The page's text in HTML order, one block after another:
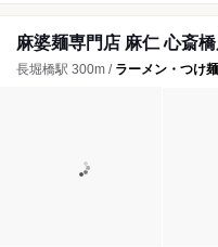
麻婆麺専門店 麻仁 心斎
長堀橋駅 300m / ラーメン・つけ麺